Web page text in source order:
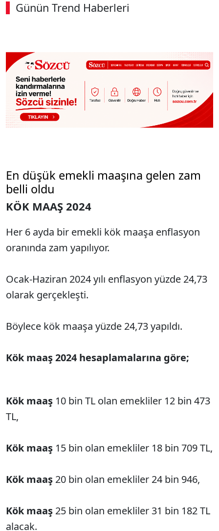
Günün Trend Haberleri
En düşük emekli maaşına gelen zam
belli oldu
KÖK MAAŞ 2024
Her 6 ayda bir emekli kök maaşa enflasyon
oranında zam yapılıyor.
Ocak-Haziran 2024 yılı enflasyon yüzde 24,73
olarak gerçekleşti.
Böylece kök maaşa yüzde 24,73 yapıldı.
Kök maaş 2024 hesaplamalarına göre;
Kök maaş 10 bin TL olan emekliler 12 bin 473
TL,
Kök maaş 15 bin olan emekliler 18 bin 709 TL,
Kök maaş 20 bin olan emekliler 24 bin 946,
Kök maaş 25 bin olan emekliler 31 bin 182 TL
alacak.